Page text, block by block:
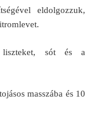
eldolgozzuk,
sót és a
masszába és 10